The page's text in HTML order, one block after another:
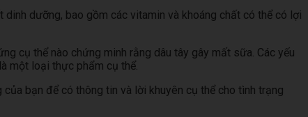
dưỡng, bao gồm các vitamin và khoáng chất có thể có lợi
cụ thể nào chứng minh rằng dâu tây gây mất sữa. Các yếu
một loại thực phẩm cụ thể.
bạn để có thông tin và lời khuyên cụ thể cho tình trạng